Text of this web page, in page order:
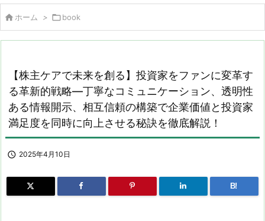
ホーム > book
【株主ケアで未来を創る】投資家をファンに変革す
る革新的戦略―丁寧なコミュニケーション、透明性
ある情報開示、相互信頼の構築で企業価値と投資家
満足度を同時に向上させる秘訣を徹底解説！
 2025年4月10日
B!